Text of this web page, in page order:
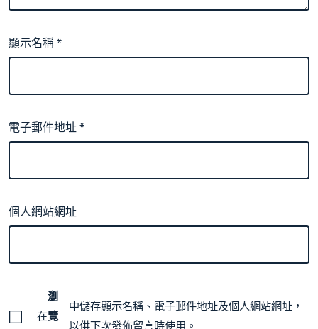
顯示名稱*
電子郵件地址*
個人網站網址
在
瀏
覽
中儲存顯示名稱、電子郵件地址及個人網站網址，